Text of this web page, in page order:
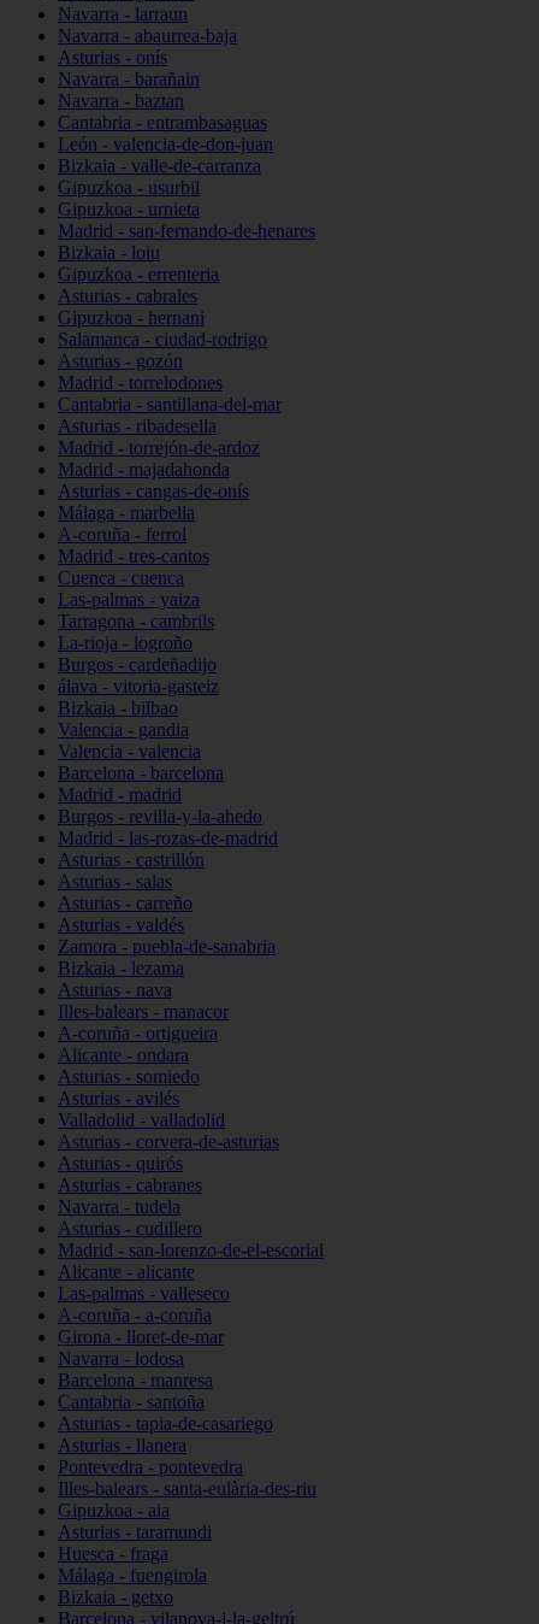
Navarra - larraun
Navarra - abaurrea-baja
Asturias - onís
Navarra - barañain
Navarra - baztan
Cantabria - entrambasaguas
León - valencia-de-don-juan
Bizkaia - valle-de-carranza
Gipuzkoa - usurbil
Gipuzkoa - urnieta
Madrid - san-fernando-de-henares
Bizkaia - loiu
Gipuzkoa - errenteria
Asturias - cabrales
Gipuzkoa - hernani
Salamanca - ciudad-rodrigo
Asturias - gozón
Madrid - torrelodones
Cantabria - santillana-del-mar
Asturias - ribadesella
Madrid - torrejón-de-ardoz
Madrid - majadahonda
Asturias - cangas-de-onís
Málaga - marbella
A-coruña - ferrol
Madrid - tres-cantos
Cuenca - cuenca
Las-palmas - yaiza
Tarragona - cambrils
La-rioja - logroño
Burgos - cardeñadijo
álava - vitoria-gasteiz
Bizkaia - bilbao
Valencia - gandia
Valencia - valencia
Barcelona - barcelona
Madrid - madrid
Burgos - revilla-y-la-ahedo
Madrid - las-rozas-de-madrid
Asturias - castrillón
Asturias - salas
Asturias - carreño
Asturias - valdés
Zamora - puebla-de-sanabria
Bizkaia - lezama
Asturias - nava
Illes-balears - manacor
A-coruña - ortigueira
Alicante - ondara
Asturias - somiedo
Asturias - avilés
Valladolid - valladolid
Asturias - corvera-de-asturias
Asturias - quirós
Asturias - cabranes
Navarra - tudela
Asturias - cudillero
Madrid - san-lorenzo-de-el-escorial
Alicante - alicante
Las-palmas - valleseco
A-coruña - a-coruña
Girona - lloret-de-mar
Navarra - lodosa
Barcelona - manresa
Cantabria - santoña
Asturias - tapia-de-casariego
Asturias - llanera
Pontevedra - pontevedra
Illes-balears - santa-eulària-des-riu
Gipuzkoa - aia
Asturias - taramundi
Huesca - fraga
Málaga - fuengirola
Bizkaia - getxo
Barcelona - vilanova-i-la-geltrú